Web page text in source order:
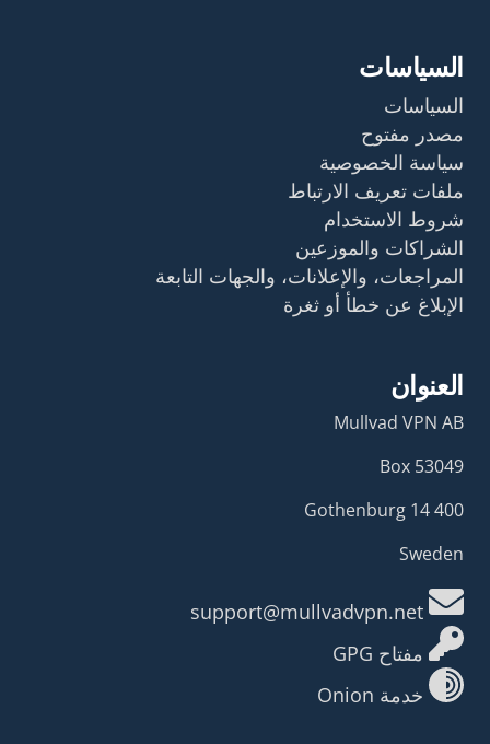
السياسات
السياسات
مصدر مفتوح
سياسة الخصوصية
ملفات تعريف الارتباط
شروط الاستخدام
الشراكات والموزعين
المراجعات، والإعلانات، والجهات التابعة
الإبلاغ عن خطأ أو ثغرة
العنوان
Mullvad VPN AB
Box 53049
400 14 Gothenburg
Sweden
مفتاح GPG
خدمة Onion